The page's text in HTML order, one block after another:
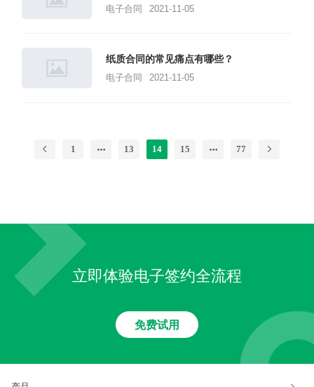
电子合同 2021-11-05
纸质合同的常见痛点有哪些？
电子合同 2021-11-05
1 13 14 15 77
立即体验电子签约全流程
免费试用